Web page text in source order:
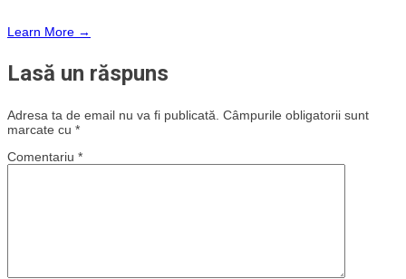
Learn More →
Lasă un răspuns
Adresa ta de email nu va fi publicată. Câmpurile obligatorii sunt
marcate cu *
Comentariu *